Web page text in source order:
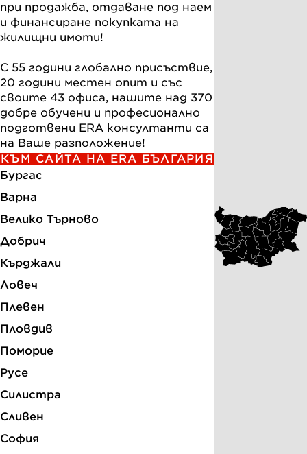
при продажба, отдаване под наем
и финансиране покупката на
жилищни имоти!
С 55 години глобално присъствиe,
20 години местен опит и със
своите 43 офиса, нашите над 370
добре обучени и професионално
подготвени ERA консултанти са
на Ваше разположение!
КЪМ САЙТА НА ERA БЪЛГАРИЯ
Бургас
Варна
Велико Търново
Добрич
Кърджали
Ловеч
Плевен
Пловдив
Поморие
Русе
Силистра
Сливен
София